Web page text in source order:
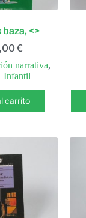
<>
€
narrativa,
Infantil
carrito